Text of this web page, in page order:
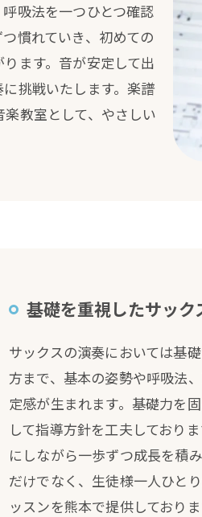
吸法を一つひとつ確認
慣れていき、初めての
ます。音が安定して出
挑戦いたします。楽譜
教室として、やさしい
基礎を重視したサック
サックスの演奏においては基
方まで、基本の姿勢や呼吸法
定感が生まれます。基礎力を
して指導方針を工夫しており
にしながら一歩ずつ成長を積
だけでなく、生徒様一人ひと
ッスンを熊本で提供しておりま